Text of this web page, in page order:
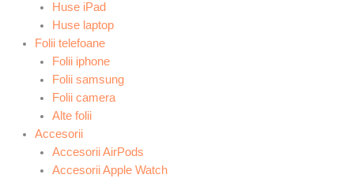
Huse iPad
Huse laptop
Folii telefoane
Folii iphone
Folii samsung
Folii camera
Alte folii
Accesorii
Accesorii AirPods
Accesorii Apple Watch